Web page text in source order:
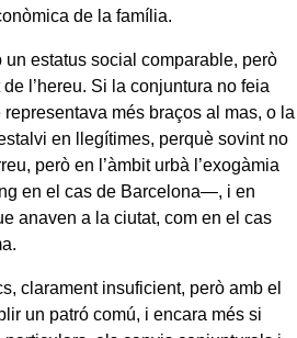
de la família.
estatus social comparable, però
l’hereu. Si la conjuntura no feia
més braços al mas, o la
en llegítimes, perquè sovint no
però en l’àmbit urbà l’exogàmia
en el cas de Barcelona—, i en
anaven a la ciutat, com en el cas
clarament insuficient, però amb el
un patró comú, i encara més si